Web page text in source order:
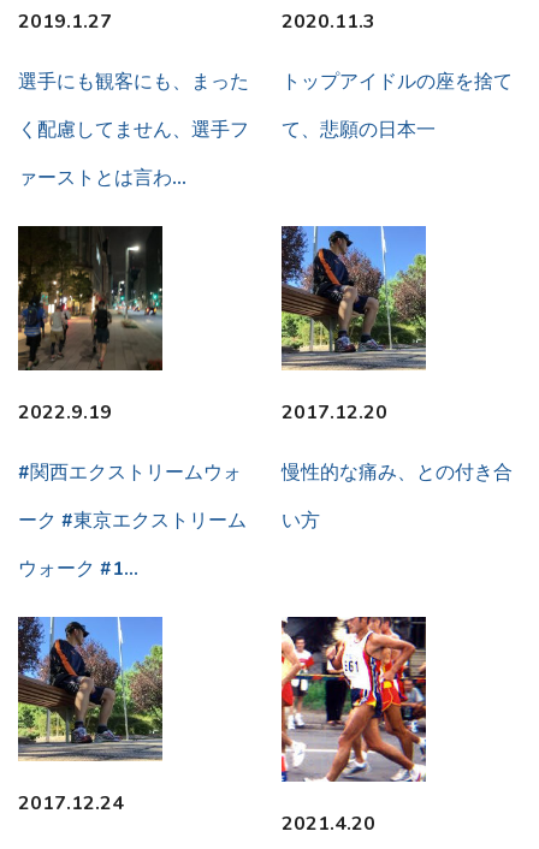
2019.1.27
選手にも観客にも、まった
く配慮してません、選手フ
ァーストとは言わ…
2020.11.3
トップアイドルの座を捨て
て、悲願の日本一
2022.9.19
#関西エクストリームウォ
ーク #東京エクストリーム
ウォーク #1…
2017.12.20
慢性的な痛み、との付き合
い方
2017.12.24
2021.4.20